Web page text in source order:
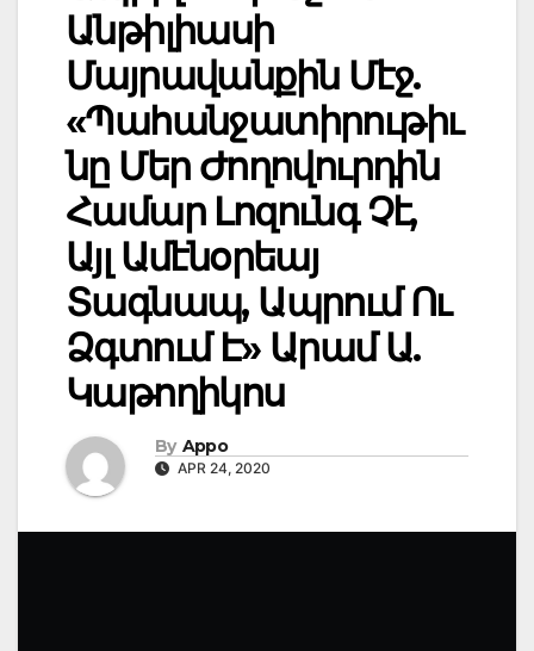
Անթիլիասի
Մայրավանքին Մէջ.
«Պահանջատիրութիւ
նը Մեր Ժողովուրդին
Համար Լոզունգ Չէ,
Այլ Ամէնօրեայ
Տագնապ, Ապրում Ու
Ձգտում Է» Արամ Ա.
Կաթողիկոս
By Appo
APR 24, 2020